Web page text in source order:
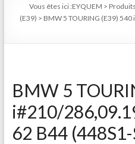
Vous êtes ici :EYQUEM > Produits
(E39) > BMW 5 TOURING (E39)
BMW 5
i#210/
62 B44 (448S1-